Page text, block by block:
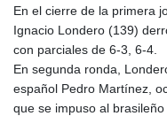
En el cierre de la primera
Ignacio Londero (139)
con parciales de 6-3, 6-4.
En segunda ronda,
español Pedro Martínez,
que se impuso al